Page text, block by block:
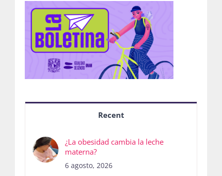
Recent
¿La obesidad cambia la leche
materna?
6 agosto, 2026